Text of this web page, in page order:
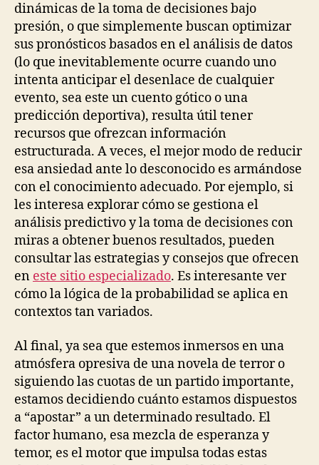
dinámicas de la toma de decisiones bajo
presión, o que simplemente buscan optimizar
sus pronósticos basados en el análisis de datos
(lo que inevitablemente ocurre cuando uno
intenta anticipar el desenlace de cualquier
evento, sea este un cuento gótico o una
predicción deportiva), resulta útil tener
recursos que ofrezcan información
estructurada. A veces, el mejor modo de reducir
esa ansiedad ante lo desconocido es armándose
con el conocimiento adecuado. Por ejemplo, si
les interesa explorar cómo se gestiona el
análisis predictivo y la toma de decisiones con
miras a obtener buenos resultados, pueden
consultar las estrategias y consejos que ofrecen
en este sitio especializado. Es interesante ver
cómo la lógica de la probabilidad se aplica en
contextos tan variados.
Al final, ya sea que estemos inmersos en una
atmósfera opresiva de una novela de terror o
siguiendo las cuotas de un partido importante,
estamos decidiendo cuánto estamos dispuestos
a “apostar” a un determinado resultado. El
factor humano, esa mezcla de esperanza y
temor, es el motor que impulsa todas estas